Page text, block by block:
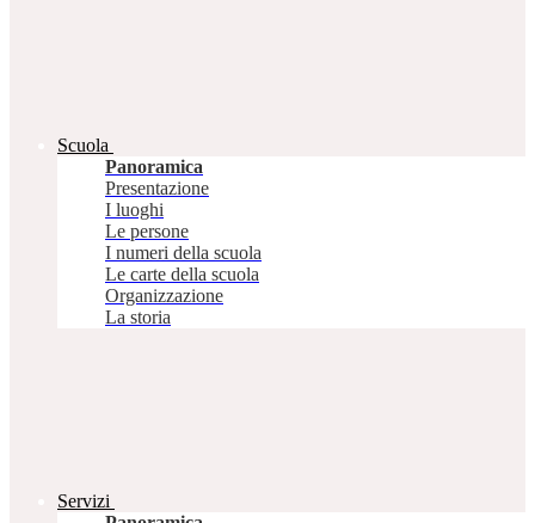
Scuola
Panoramica
Presentazione
I luoghi
Le persone
I numeri della scuola
Le carte della scuola
Organizzazione
La storia
Servizi